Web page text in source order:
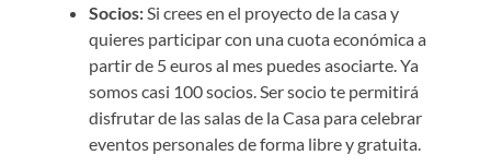
Socios: Si crees en el proyecto de la casa y
quieres participar con una cuota económica a
partir de 5 euros al mes puedes asociarte. Ya
somos casi 100 socios. Ser socio te permitirá
disfrutar de las salas de la Casa para celebrar
eventos personales de forma libre y gratuita.